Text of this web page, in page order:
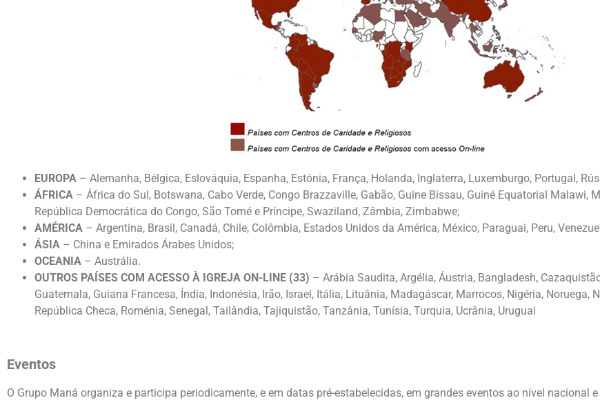
EUROPA – Alemanha, Bélgica, Eslováquia, Espanha, Estónia, França, Holanda, Inglaterra, Luxemburgo, Portugal,
ÁFRICA – África do Sul, Botswana, Cabo Verde, Congo Brazzaville, Gabão, Guine Bissau, Guiné Equatorial Malawi,
República Democrática do Congo, São Tomé e Príncipe, Swaziland, Zâmbia, Zimbabwe;
AMÉRICA – Argentina, Brasil, Canadá, Chile, Colômbia, Estados Unidos da América, México, Paraguai, Peru,
ÁSIA – China e Emirados Árabes Unidos;
OCEANIA – Austrália.
OUTROS PAÍSES COM ACESSO À IGREJA ON-LINE (33) – Arábia Saudita, Argélia, Áustria, Bangladesh,
Guatemala, Guiana Francesa, Índia, Indonésia, Irão, Israel, Itália, Lituânia, Madagáscar, Marrocos, Nigéria, Noruega,
República Checa, Roménia, Senegal, Tailândia, Tajiquistão, Tanzânia, Tunísia, Turquia, Ucrânia, Uruguai
Eventos
O Grupo Maná organiza e participa periodicamente, e em datas pré-estabelecidas, em grandes eventos ao nível nacional